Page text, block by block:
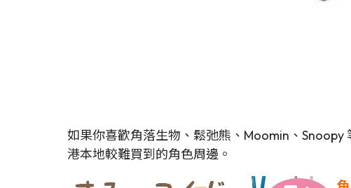
如果你喜歡角落生物、鬆弛熊、Moomin、
港本地較難買到的角色周邊。